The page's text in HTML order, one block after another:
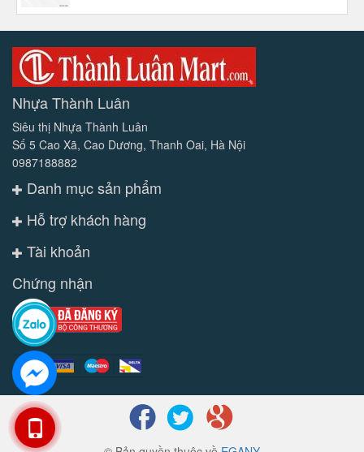
Nhựa Thành Luân
Siêu thị Nhựa Thành Luân
Số 5 Cao Xã, Cao Dương, Thanh Oai, Hà Nội
0987188882
Danh mục sản phẩm
Hỗ trợ khách hàng
Tài khoản
Chứng nhận